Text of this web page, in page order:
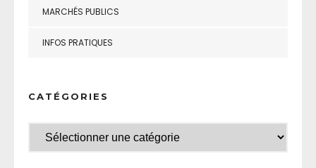
MARCHÉS PUBLICS
INFOS PRATIQUES
CATÉGORIES